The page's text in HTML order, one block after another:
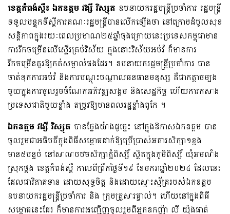
ខេត្តកំពង់ស្ពឺ៖ ឯកឧត្តម វង្សី វិស្សុត ឧបនាយករដ្ឋមន្ត្រីប្រចាំការ រដ្ឋមន្ត្រី
ទទួលបន្ទុកទីស្តីការគណៈរដ្ឋមន្ត្រីបានលើកឡើងថា នៅក្រោមដំបូលសុខ
សន្តិភាពក្នុងរយៈពេលប្រមាណ២៥ឆ្នាំចុងក្រោយនេះប្រទេសកម្ពុជាមាន
ការរីកចម្រើនលើស្ទើរគ្រប់វិស័យ ក្នុងនោះវិស័យអប់រំ ក៏មានការ
រីកចម្រើនគួរឱ្យកត់សម្គាល់ផងដែរ។ ឧបនាយករដ្ឋមន្ត្រីប្រចាំការ បាន
ចាត់ទុកការអប់រំ និងការបណ្ដុះបណ្តាលធនធានមនុស្ស គឺជាកត្តាចម្បង
មួយក្នុងការចូលរួមចំណែកអភិវឌ្ឍសង្គម និងសេដ្ឋកិច្ច ហើយការកសាង
ប្រទេសជាតិមួយខ្លាំង តម្រូវឱ្យមានពលរដ្ឋខ្លាំងពូកែ ។
ឯកឧត្តម វង្សី វិស្សុត បានថ្លែងយ៉ាងដូច្នេះ នៅក្នុងឱកាសឯកឧត្តម បាន
ចូលរួមជាអធិបតីក្នុងពិធីសម្ពោធដាក់ឱ្យប្រើប្រាស់អគារសិក្សា១ខ្នង
មាន៥បន្ទប់ នៅសាលាបឋមសិក្សាភ្នំពិស្សិ៍ ស្ថិតក្នុងភូមិពិស្សិ៍ ឃុំអមលាំង
ស្រុកថ្ពង ខេត្តកំពង់ស្ពឺ កាលពីព្រឹកថ្ងៃទី១៩ ខែមករាឆ្នាំ២០២៤ ដែលនេះ
ដែលជាវិភាគទាន ដោយសុទ្ធចិត្ត និងដោយស្មោះស្ម័គ្ររបស់ឯកឧត្តម
ឧបនាយករដ្ឋមន្រ្តីប្រចាំការ និង ក្រុមគ្រួសារផ្ទាល់។ ហើយនៅក្នុងពិធី
សម្ពោធនេះដែរ ក៏មានការអញ្ជើញចូលរួមពីអ្នកឧកញ៉ា លី យ៉ុងផាត់